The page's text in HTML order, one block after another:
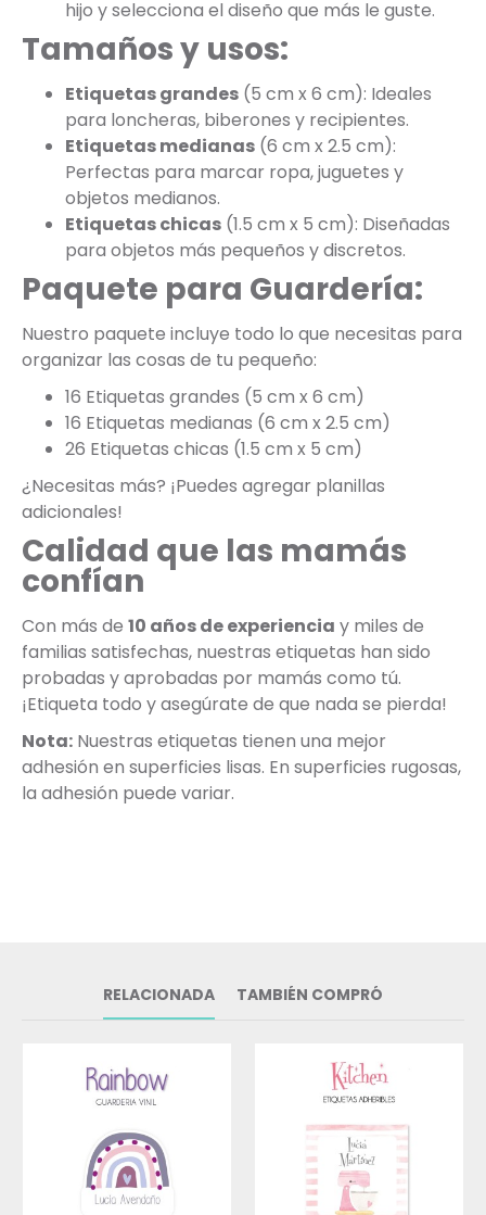
hijo y selecciona el diseño que más le guste.
Tamaños y usos:
Etiquetas grandes (5 cm x 6 cm): Ideales
para loncheras, biberones y recipientes.
Etiquetas medianas (6 cm x 2.5 cm):
Perfectas para marcar ropa, juguetes y
objetos medianos.
Etiquetas chicas (1.5 cm x 5 cm): Diseñadas
para objetos más pequeños y discretos.
Paquete para Guardería:
Nuestro paquete incluye todo lo que necesitas para
organizar las cosas de tu pequeño:
16 Etiquetas grandes (5 cm x 6 cm)
16 Etiquetas medianas (6 cm x 2.5 cm)
26 Etiquetas chicas (1.5 cm x 5 cm)
¿Necesitas más? ¡Puedes agregar planillas
adicionales!
Calidad que las mamás
confían
Con más de 10 años de experiencia y miles de
familias satisfechas, nuestras etiquetas han sido
probadas y aprobadas por mamás como tú.
¡Etiqueta todo y asegúrate de que nada se pierda!
Nota: Nuestras etiquetas tienen una mejor
adhesión en superficies lisas. En superficies rugosas,
la adhesión puede variar.
RELACIONADA TAMBIÉN COMPRÓ